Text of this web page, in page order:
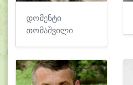
დომენტი
თომაშვილი